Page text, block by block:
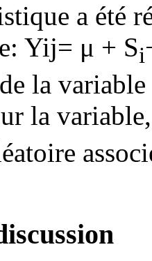
a été
Yij= μ + Si
la
la